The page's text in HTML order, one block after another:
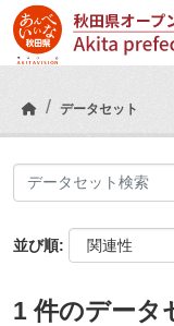
Skip to main content
データセット
並び順
1 件のデータ